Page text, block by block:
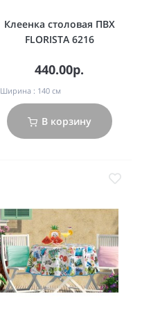
Клеенка столовая ПВХ
FLORISTA 6216
440.00р.
Ширина : 140 см
В корзину